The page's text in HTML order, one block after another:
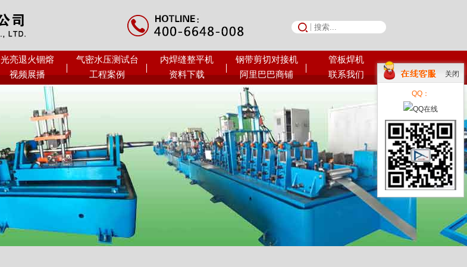
光亮退火锢熔
视频展播
气密水压测试台
工程案例
内焊缝整平机
资料下载
钢带剪切对接机
阿里巴巴商铺
管板焊机
联系我们
荣誉资质
关闭
QQ：